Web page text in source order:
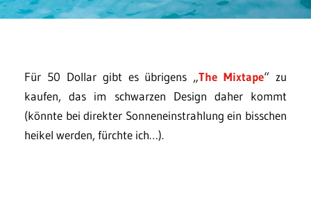
Für 50 Dollar gibt es übrigens „The Mixtape“ zu
kaufen, das im schwarzen Design daher kommt
(könnte bei direkter Sonneneinstrahlung ein bisschen
heikel werden, fürchte ich…).